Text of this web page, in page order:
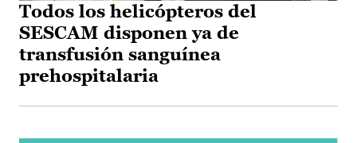
Todos los helicópteros del
SESCAM disponen ya de
transfusión sanguínea
prehospitalaria